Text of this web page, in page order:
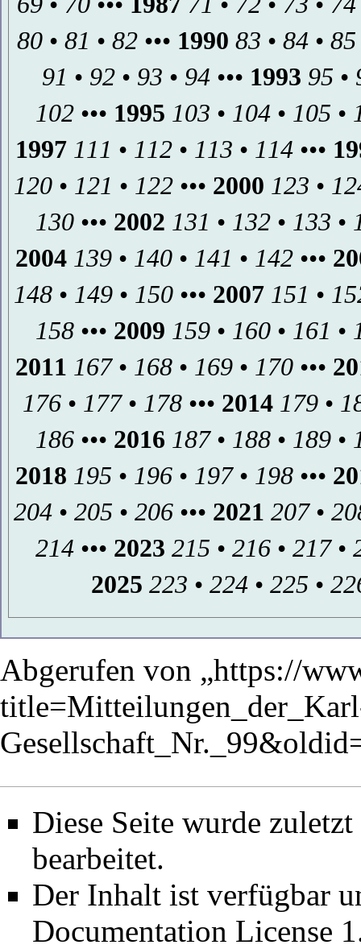
80• 81 • 82••• 1990 83 • 84• 85
91 • 92• 93 • 94••• 1993 95 •
102••• 1995 103 • 104• 105 •
1997 111 • 112• 113 • 114•••
120 • 121 • 122 ••• 2000 123 •
130••• 2002 131 • 132• 133 •
2004 139• 140• 141 • 142•••
148 • 149 • 150 ••• 2007 151 •
158••• 2009 159• 160• 161 •
2011 167• 168• 169• 170•••
176 • 177• 178 ••• 2014 179 •
186••• 2016 187• 188• 189•
2018 195 • 196• 197• 198•••
204 • 205 • 206 ••• 2021 207•
214••• 2023 215 • 216• 217•
2025 223 • 224• 225 •
Abgerufen von „https://
Diese Seite wurde
bearbeitet.
Der Inhalt ist verfügbar
Documentation License